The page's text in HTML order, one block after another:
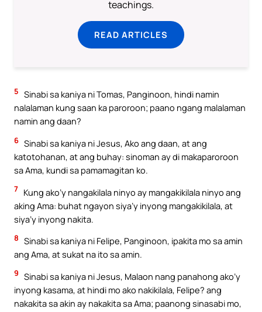
teachings.
READ ARTICLES
5 Sinabi sa kaniya ni Tomas, Panginoon, hindi namin
nalalaman kung saan ka paroroon; paano ngang malalaman
namin ang daan?
6 Sinabi sa kaniya ni Jesus, Ako ang daan, at ang
katotohanan, at ang buhay: sinoman ay di makaparoroon
sa Ama, kundi sa pamamagitan ko.
7 Kung ako’y nangakilala ninyo ay mangakikilala ninyo ang
aking Ama: buhat ngayon siya’y inyong mangakikilala, at
siya’y inyong nakita.
8 Sinabi sa kaniya ni Felipe, Panginoon, ipakita mo sa amin
ang Ama, at sukat na ito sa amin.
9 Sinabi sa kaniya ni Jesus, Malaon nang panahong ako’y
inyong kasama, at hindi mo ako nakikilala, Felipe? ang
nakakita sa akin ay nakakita sa Ama; paanong sinasabi mo,